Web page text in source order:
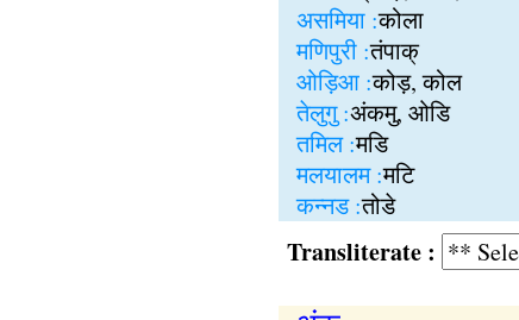
असमिया :कोला
मणिपुरी :तंपाक्
ओड़िआ :कोड़, कोल
तेलुगु :अंकमु, ओडि
तमिल :मडि
मलयालम :मटि
कन्नड :तोडे
Transliterate :